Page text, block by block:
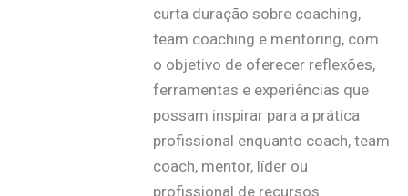
curta duração sobre coaching,
team coaching e mentoring, com
o objetivo de oferecer reflexões,
ferramentas e experiências que
possam inspirar para a prática
profissional enquanto coach, team
coach, mentor, líder ou
profissional de recursos